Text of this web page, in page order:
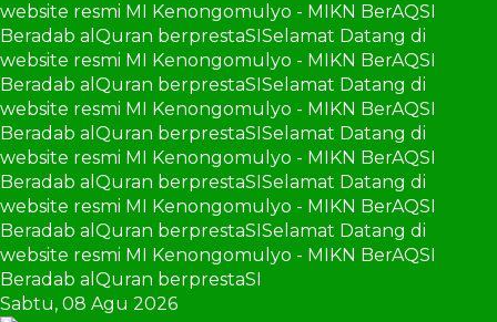
website resmi MI Kenongomulyo - MIKN BerAQSI
Beradab alQuran berprestaSISelamat Datang di
website resmi MI Kenongomulyo - MIKN BerAQSI
Beradab alQuran berprestaSISelamat Datang di
website resmi MI Kenongomulyo - MIKN BerAQSI
Beradab alQuran berprestaSISelamat Datang di
website resmi MI Kenongomulyo - MIKN BerAQSI
Beradab alQuran berprestaSISelamat Datang di
website resmi MI Kenongomulyo - MIKN BerAQSI
Beradab alQuran berprestaSISelamat Datang di
website resmi MI Kenongomulyo - MIKN BerAQSI
Beradab alQuran berprestaSI
Sabtu, 08 Agu 2026